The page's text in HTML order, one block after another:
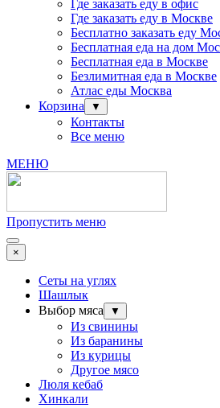
Где заказать еду в офис
Где заказать еду в Москве
Бесплатно заказать еду
Бесплатная еда на дом
Бесплатная еда в Москве
Безлимитная еда в Москве
Атлас еды Москва
Корзина
▼
Контакты
Все меню
МЕНЮ
Пропустить меню
×
Сеты на углях
Шашлык
Выбор мяса
▼
Из свинины
Из баранины
Из курицы
Другое мясо
Люля кебаб
Хинкали